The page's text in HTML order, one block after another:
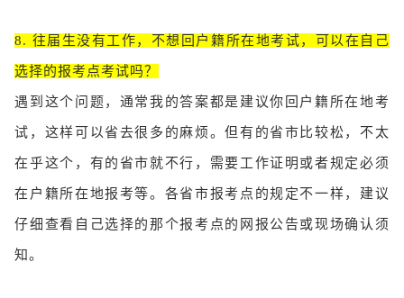
8. 往届生没有工作，不想回户籍所在地考试，可以在自己
选择的报考点考试吗？
遇到这个问题，通常我的答案都是建议你回户籍所在地考
试，这样可以省去很多的麻烦。但有的省市比较松，不太
在乎这个，有的省市就不行，需要工作证明或者规定必须
在户籍所在地报考等。各省市报考点的规定不一样，建议
仔细查看自己选择的那个报考点的网报公告或现场确认须
知。